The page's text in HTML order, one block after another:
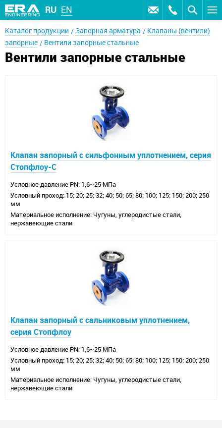
RU EN
Каталог продукции Запорная арматура
Клапаны (вентили)
запорные
Вентили запорные стальные
Вентили запорные стальные
Клапан запорный с сильфонным уплотнением, серия
Стопфлоу-С
Условное давление PN: 1,6~25 МПа
Условный проход: 15; 20; 25; 32; 40; 50; 65; 80; 100; 125; 150; 200; 250
мм
Материальное исполнение: Чугуны, углеродистые стали,
нержавеющие стали
Клапан запорный с сальниковым уплотнением,
серия Стопфлоу
Условное давление PN: 1,6~25 МПа
Условный проход: 15; 20; 25; 32; 40; 50; 65; 80; 100; 125; 150; 200; 250
мм
Материальное исполнение: Чугуны, углеродистые стали,
нержавеющие стали